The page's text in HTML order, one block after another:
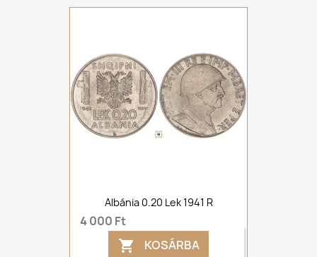
Albánia 0.20 Lek 1941 R
4 000 Ft
 KOSÁRBA